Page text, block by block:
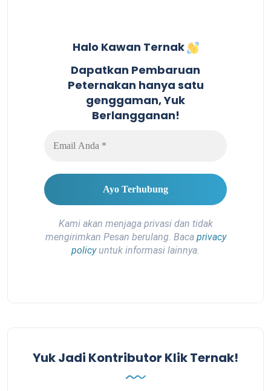
Halo Kawan Ternak
Dapatkan Pembaruan
Peternakan hanya satu
genggaman, Yuk
Berlangganan!
Kami akan menjaga privasi dan tidak
mengirimkan Pesan berulang. Baca privacy
policyuntuk informasi lainnya.
Yuk Jadi Kontributor Klik Ternak!